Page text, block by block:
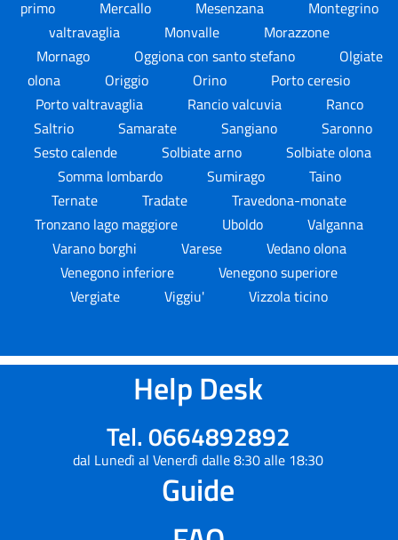
primo
Mercallo Mesenzana
Montegrino
valtravaglia
Monvalle
Morazzone
Mornago
Oggiona con santo stefano
Olgiate
olona
Origgio Orino
Porto ceresio
Porto valtravaglia
Rancio valcuvia
Ranco
Saltrio
Samarate Sangiano
Saronno
Sesto calende
Solbiate arno
Solbiate olona
Somma lombardo
Sumirago
Taino
Ternate
Tradate
Travedona-monate
Tronzano lago maggiore
Uboldo
Valganna
Varano borghi
Varese
Vedano olona
Venegono inferiore
Venegono superiore
Vergiate
Viggiu' Vizzola ticino
Help Desk
Tel. 0664892892
dal Lunedì al Venerdì dalle 8:30 alle 18:30
Guide